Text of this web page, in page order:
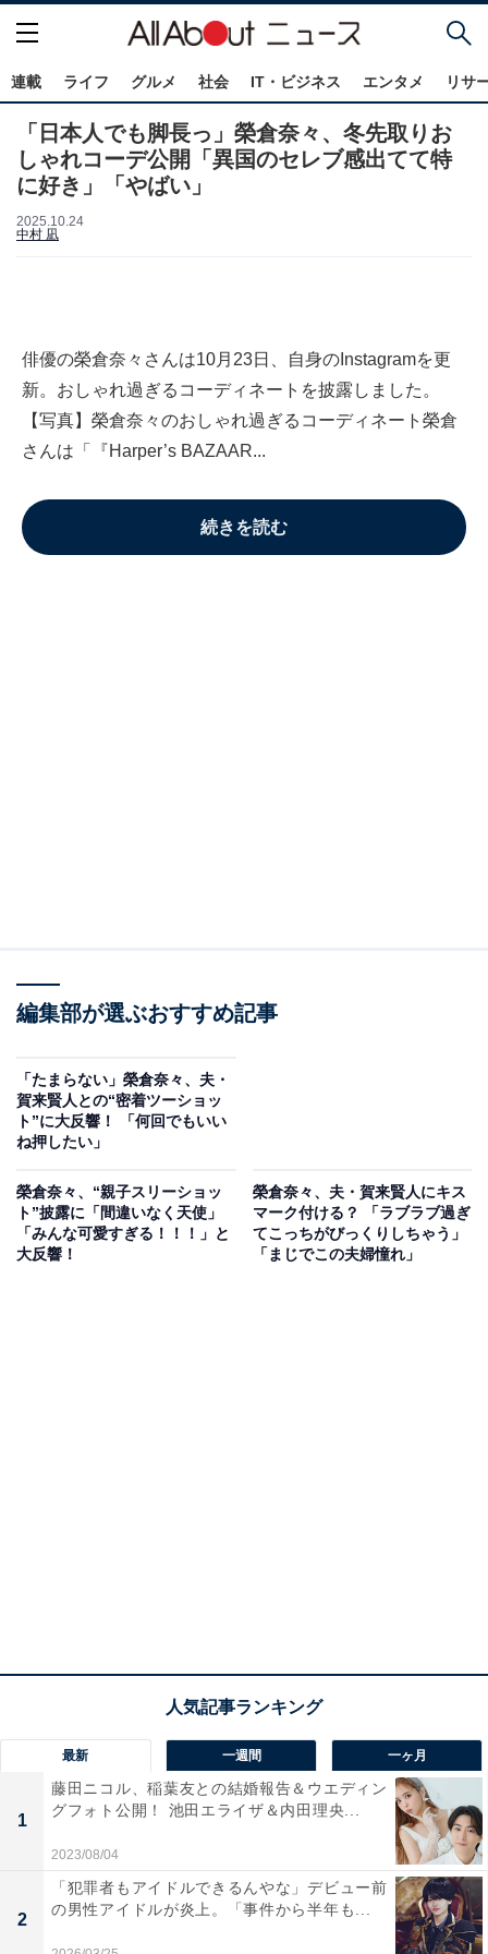
連載 ライフ グルメ 社会 IT・ビジネス エンタメ リサ
「日本人でも脚長っ」榮倉奈々、冬先取りお
しゃれコーデ公開「異国のセレブ感出てて特
に好き」「やばい」
2025.10.24
中村 凪
俳優の榮倉奈々さんは10月23日、自身のInstagramを更
新。おしゃれ過ぎるコーディネートを披露しました。
【写真】榮倉奈々のおしゃれ過ぎるコーディネート榮倉
さんは「『Harper’s BAZAAR...
続きを読む
編集部が選ぶおすすめ記事
「たまらない」榮倉奈々、夫・
賀来賢人との“密着ツーショッ
ト”に大反響！ 「何回でもいい
ね押したい」
榮倉奈々、“親子スリーショッ
ト”披露に「間違いなく天使」
「みんな可愛すぎる！！！」と
大反響！
榮倉奈々、夫・賀来賢人にキス
マーク付ける？ 「ラブラブ過ぎ
てこっちがびっくりしちゃう」
「まじでこの夫婦憧れ」
最新 一週間 一ヶ月
1
藤田ニコル、稲葉友との結婚報告＆ウエディン
グフォト公開！ 池田エライザ＆内田理央...
2023/08/04
2
「犯罪者もアイドルできるんやな」デビュー前
の男性アイドルが炎上。「事件から半年も...